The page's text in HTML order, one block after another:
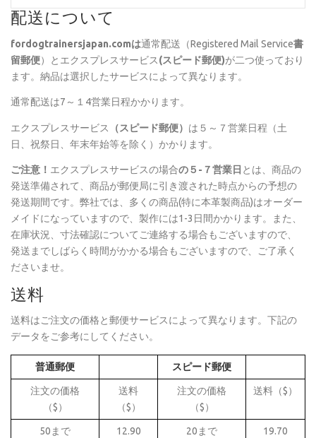
配送について
fordogtrainersjapan.comは通常配送（Registered Mail Service書
留郵便）とエクスプレスサービス(スピード郵便)が二つ使っており
ます。納品は選択したサービスによって異なります。
通常配送は7～１4営業日程かかります。
エクスプレスサービス （スピード郵便） は５～７営業日程（土
日、祝祭日、年末年始等を除く）かかります。
ご注意！ エクスプレスサービスの場合の５-７営業日 とは、商品の
発送準備されて、商品が郵便局に引き渡された時点からの予想の
発送期間です。弊社では、多くの商品(特に本革製商品)はオーダー
メイドになっていますので、製作には1-3日間かかります。また、
在庫状況、寸法確認についてご連絡する場合もございますので、
発送までしばらく時間がかかる場合もございますので、ご了承く
ださいませ。
送料
送料はご注文の価格と郵便サービスによって異なります。下記の
データをご参考にしてください。
普通郵便 スピード郵便
注文の価格
（$）
送料
（$）
注文の価格
（$）
送料（$）
50まで 12.90 20まで 19.70